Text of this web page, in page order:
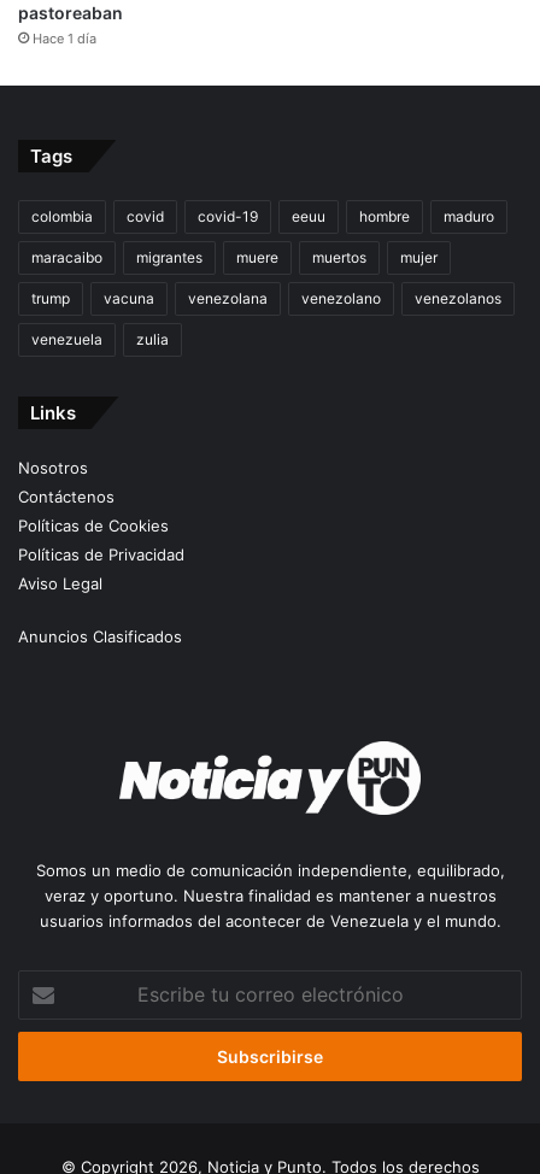
pastoreaban
Hace 1 día
Tags
colombia covid covid-19 eeuu hombre maduro
maracaibo migrantes muere muertos mujer
trump vacuna venezolana venezolano venezolanos
venezuela zulia
Links
Nosotros
Contáctenos
Políticas de Cookies
Políticas de Privacidad
Aviso Legal
Anuncios Clasificados
Somos un medio de comunicación independiente, equilibrado,
veraz y oportuno. Nuestra finalidad es mantener a nuestros
usuarios informados del acontecer de Venezuela y el mundo.
correo
© Copyright 2026, Noticia y Punto. Todos los derechos